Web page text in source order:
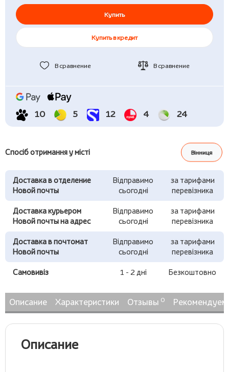
Купить
Купить в кредит
В сравнение В сравнение
10 5 12 4 24
Спосіб отримання у місті Вінниця
Доставка в отделение
Новой почты
Відправимо
сьогодні
за тарифами
перевізника
Доставка курьером
Новой почты на адрес
Відправимо
сьогодні
за тарифами
перевізника
Доставка в почтомат
Новой почты
Відправимо
сьогодні
за тарифами
перевізника
Самовивіз 1 - 2 дні Безкоштовно
Описание Характеристики Отзывы 0
Описание